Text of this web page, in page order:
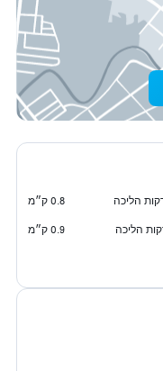
0.8 ק״מ
0.9 ק״מ